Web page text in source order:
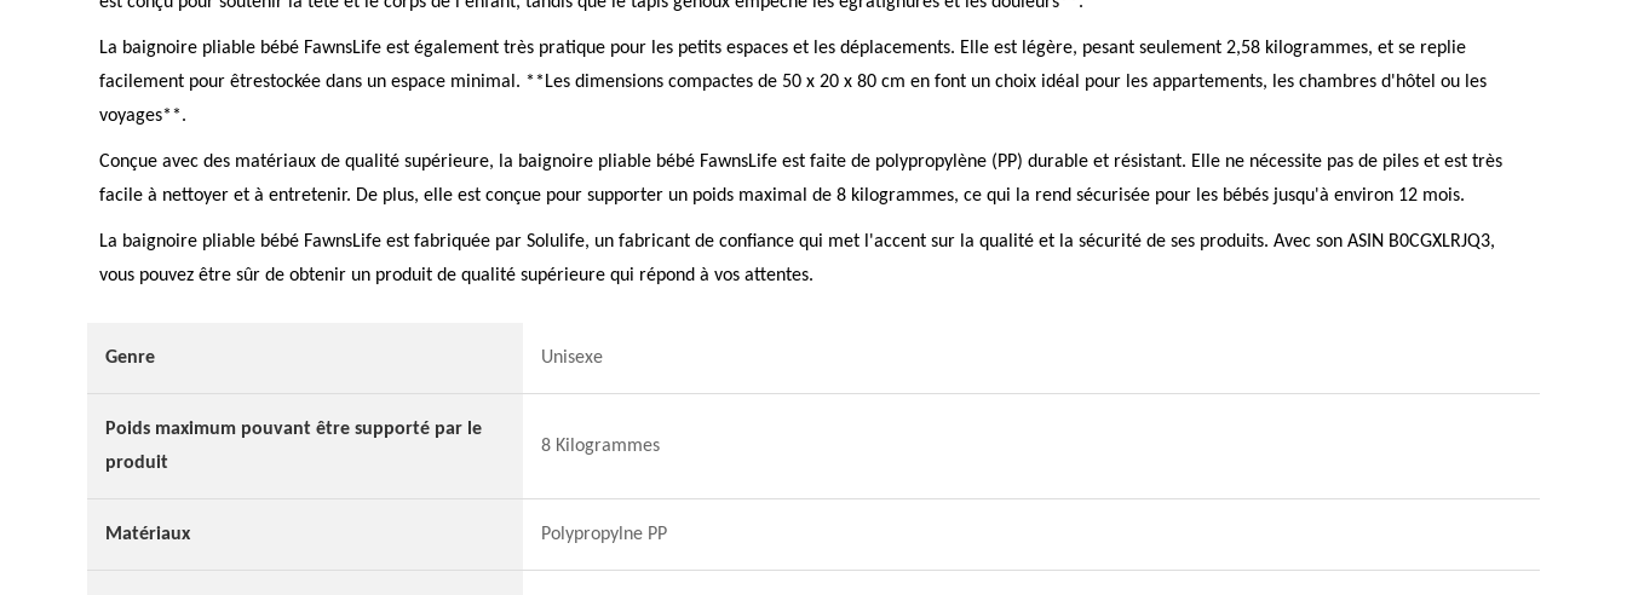
La baignoire pliable bébé FawnsLife est également très pratique pour les petits espaces et les déplacements. Elle est légère, pesant seulement 2,58 kilogrammes, et se replie
facilement pour êtrestockée dans un espace minimal. **Les dimensions compactes de 50 x 20 x 80 cm en font un choix idéal pour les appartements, les chambres d'hôtel ou les
voyages**.
Conçue avec des matériaux de qualité supérieure, la baignoire pliable bébé FawnsLife est faite de polypropylène (PP) durable et résistant. Elle ne nécessite pas de piles et est très
facile à nettoyer et à entretenir. De plus, elle est conçue pour supporter un poids maximal de 8 kilogrammes, ce qui la rend sécurisée pour les bébés jusqu'à environ 12 mois.
La baignoire pliable bébé FawnsLife est fabriquée par Solulife, un fabricant de confiance qui met l'accent sur la qualité et la sécurité de ses produits. Avec son ASIN B0CGXLRJQ3,
vous pouvez être sûr de obtenir un produit de qualité supérieure qui répond à vos attentes.
Genre Unisexe
Poids maximum pouvant être supporté par le
produit
8 Kilogrammes
Matériaux Polypropylne PP